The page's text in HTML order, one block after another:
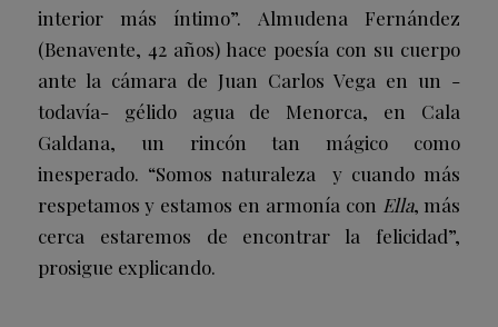
interior más íntimo”. Almudena Fernández
(Benavente, 42 años) hace poesía con su cuerpo
ante la cámara de Juan Carlos Vega en un -
todavía- gélido agua de Menorca, en Cala
Galdana, un rincón tan mágico como
inesperado. “Somos naturaleza y cuando más
respetamos y estamos en armonía con Ella, más
cerca estaremos de encontrar la felicidad”,
prosigue explicando.